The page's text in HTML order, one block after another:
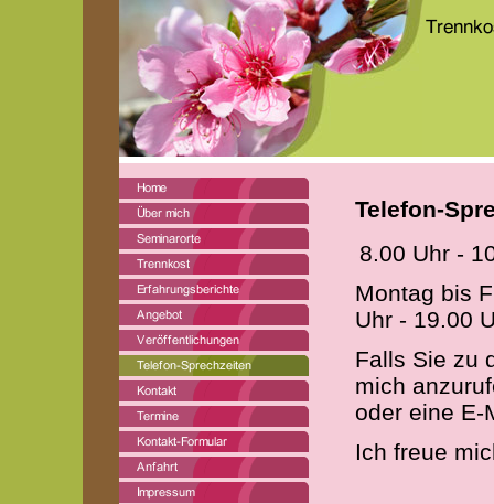
Telefon-
8.00 Uhr -
Montag bis
Uhr - 19.00
Falls Sie zu
mich
oder eine E-
Ich freue